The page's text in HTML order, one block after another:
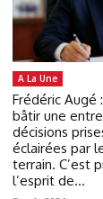
A La Une
Frédéric Augé
bâtir une
décisions
éclairées par
terrain. C’est
l’esprit de...